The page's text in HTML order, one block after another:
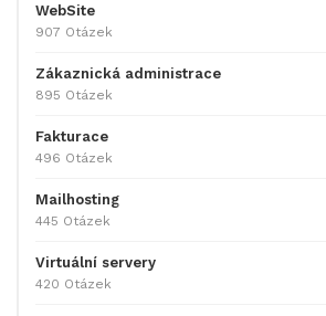
WebSite
907 Otázek
Zákaznická administrace
895 Otázek
Fakturace
496 Otázek
Mailhosting
445 Otázek
Virtuální servery
420 Otázek